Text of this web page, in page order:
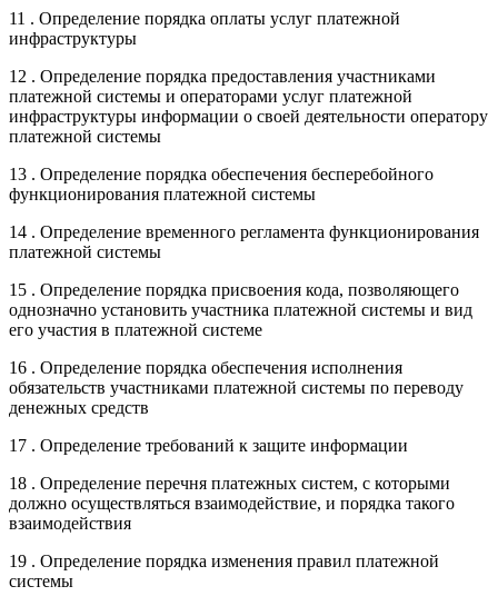
11 . Определение порядка оплаты услуг платежной
инфраструктуры
12 . Определение порядка предоставления участниками
платежной системы и операторами услуг платежной
инфраструктуры информации о своей деятельности оператору
платежной системы
13 . Определение порядка обеспечения бесперебойного
функционирования платежной системы
14 . Определение временного регламента функционирования
платежной системы
15 . Определение порядка присвоения кода, позволяющего
однозначно установить участника платежной системы и вид
его участия в платежной системе
16 . Определение порядка обеспечения исполнения
обязательств участниками платежной системы по переводу
денежных средств
17 . Определение требований к защите информации
18 . Определение перечня платежных систем, с которыми
должно осуществляться взаимодействие, и порядка такого
взаимодействия
19 . Определение порядка изменения правил платежной
системы